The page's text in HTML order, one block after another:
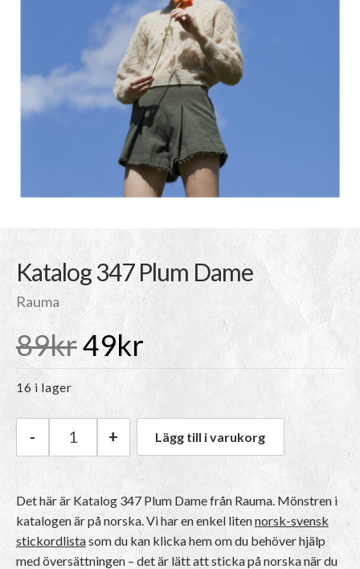
Katalog 347 Plum Dame
Rauma
89krDet
priset
var:
89kr.
49krDet
priset
är:
49kr.
16 i lager
Rauma Katalog 347 Plum Dame mängd
- + Lägg till i varukorg
Det här är Katalog 347 Plum Damefrån Rauma. Mönstren i
katalogen är på norska. Vi har en enkel litennorsk-svensk
stickordlistasom du kan klicka hem om du behöver hjälp
med översättningen – det är lätt att sticka på norska när du